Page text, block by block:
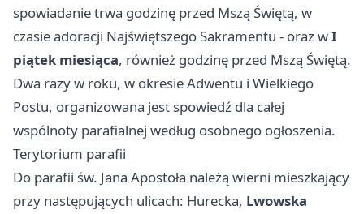
spowiadanie trwa godzinę przed Mszą Świętą, w
czasie adoracji Najświętszego Sakramentu - oraz wI
piątek miesiąca, również godzinę przed Mszą Świętą.
Dwa razy w roku, w okresie Adwentu i Wielkiego
Postu, organizowana jest spowiedź dla całej
wspólnoty parafialnej według osobnego ogłoszenia.
Terytorium parafii
Do parafii św. Jana Apostoła należą wierni mieszkający
przy następujących ulicach: Hurecka, Lwowska